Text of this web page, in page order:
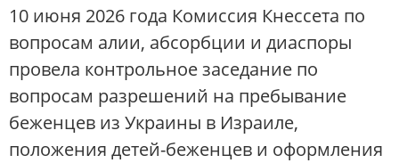
10 июня 2026 года Комиссия Кнессета по
вопросам алии, абсорбции и диаспоры
провела контрольное заседание по
вопросам разрешений на пребывание
беженцев из Украины в Израиле,
положения детей-беженцев и оформления